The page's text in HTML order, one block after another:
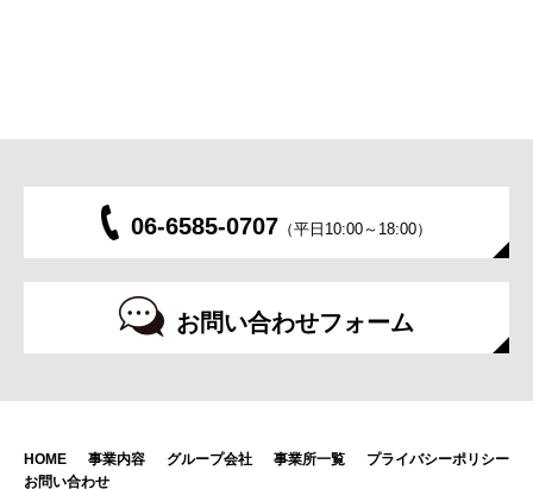
06-6585-0707 （平日10:00～18:00）
お問い合わせフォーム
HOME 事業内容 グループ会社 事業所一覧
プライバシーポリシー
お問い合わせ